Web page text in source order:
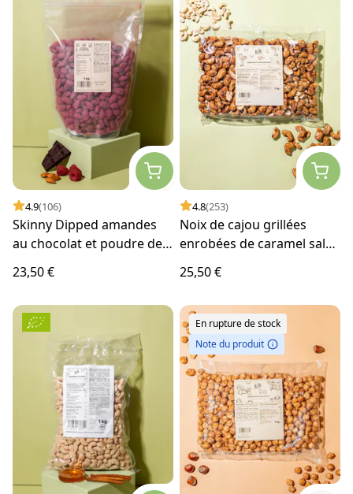
4.9(106)
Skinny Dipped amandes
au chocolat et poudre de
23,50 €
4.8(253)
Noix de cajou grillées
enrobées de caramel salé
25,50 €
En rupture de stock
Note du produit